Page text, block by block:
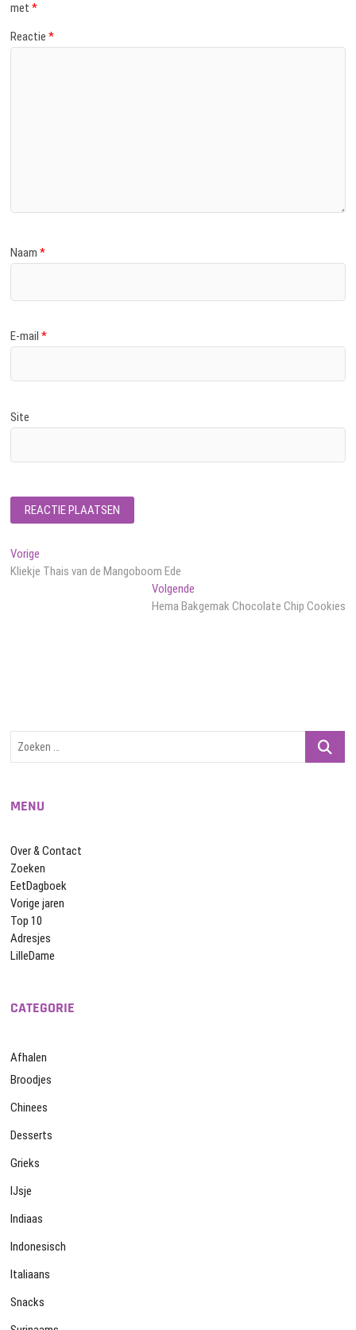
met*
Reactie*
Naam*
E-mail*
Site
Bericht
navigatie
Vorige
bericht:
Kliekje Thais van de Mangoboom Ede
VolgendeVolgend
bericht:
Hema Bakgemak Chocolate Chip Cookies
Zoeken
MENU
Over & Contact
Zoeken
EetDagboek
Vorige jaren
Top 10
Adresjes
LilleDame
CATEGORIE
Afhalen
Broodjes
Chinees
Desserts
Grieks
IJsje
Indiaas
Indonesisch
Italiaans
Snacks